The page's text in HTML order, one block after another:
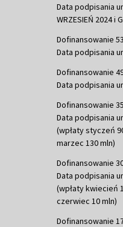
Data podpisania
WRZESIEŃ 2024 i
Dofinansowanie
Data podpisania
Dofinansowanie
Data podpisania
Dofinansowanie
Data podpisania
(wpłaty styczeń
marzec 130 mln)
Dofinansowanie
Data podpisania
(wpłaty kwiecień
czerwiec 10 mln)
Dofinansowanie